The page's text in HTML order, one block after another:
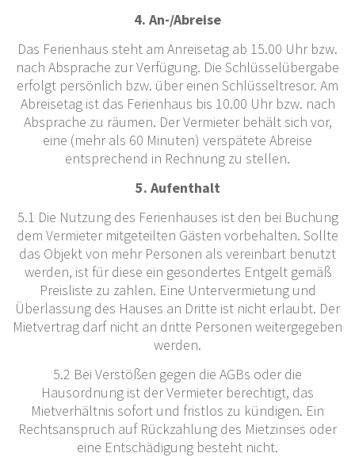
4. An-/Abreise
Das Ferienhaus steht am Anreisetag ab 15.00 Uhr bzw.
nach Absprache zur Verfügung. Die Schlüsselübergabe
erfolgt persönlich bzw. über einen Schlüsseltresor. Am
Abreisetag ist das Ferienhaus bis 10.00 Uhr bzw. nach
Absprache zu räumen. Der Vermieter behält sich vor,
eine (mehr als 60 Minuten) verspätete Abreise
entsprechend in Rechnung zu stellen.
5. Aufenthalt
5.1 Die Nutzung des Ferienhauses ist den bei Buchung
dem Vermieter mitgeteilten Gästen vorbehalten. Sollte
das Objekt von mehr Personen als vereinbart benutzt
werden, ist für diese ein gesondertes Entgelt gemäß
Preisliste zu zahlen. Eine Untervermietung und
Überlassung des Hauses an Dritte ist nicht erlaubt. Der
Mietvertrag darf nicht an dritte Personen weitergegeben
werden.
5.2 Bei Verstößen gegen die AGBs oder die
Hausordnung ist der Vermieter berechtigt, das
Mietverhältnis sofort und fristlos zu kündigen. Ein
Rechtsanspruch auf Rückzahlung des Mietzinses oder
eine Entschädigung besteht nicht.